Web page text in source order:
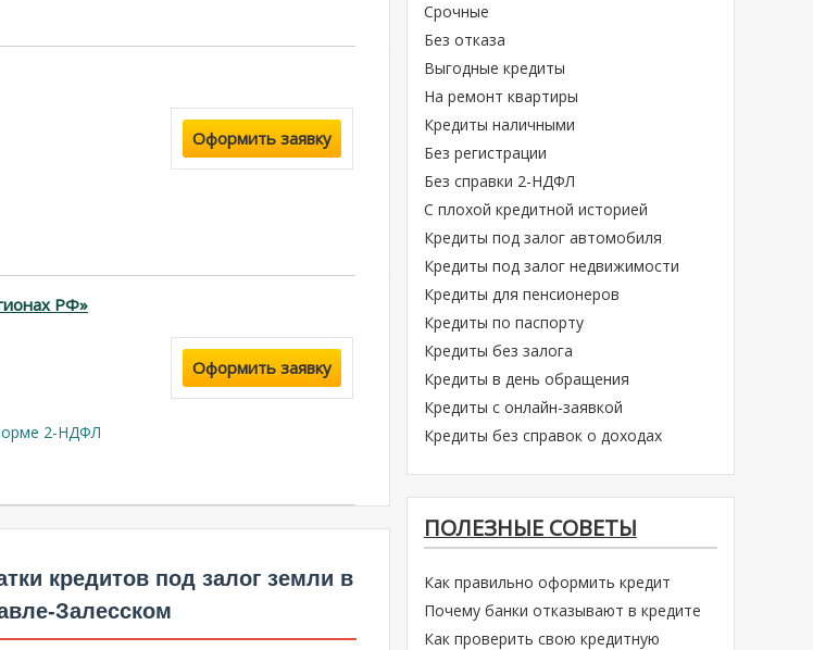
Оформить заявку
РФ»
2-НДФЛ
Оформить заявку
кредитов под залог земли в
Залесском
Срочные
Без отказа
Выгодные кредиты
На ремонт квартиры
Кредиты наличными
Без регистрации
Без справки 2-НДФЛ
С плохой кредитной историей
Кредиты под залог автомобиля
Кредиты под залог недвижимости
Кредиты для пенсионеров
Кредиты по паспорту
Кредиты без залога
Кредиты в день обращения
Кредиты с онлайн-заявкой
Кредиты без справок о доходах
ПОЛЕЗНЫЕ СОВЕТЫ
Как правильно оформить кредит
Почему банки отказывают в кредите
Как проверить свою кредитную